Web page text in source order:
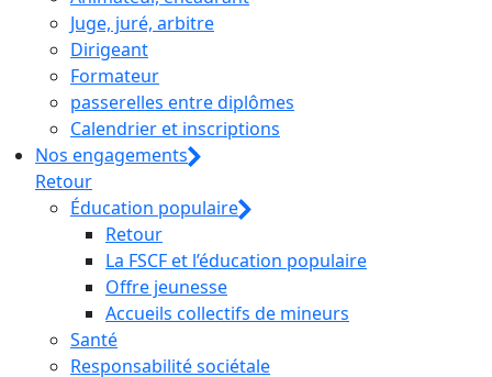
Juge, juré, arbitre
Dirigeant
Formateur
passerelles entre diplômes
Calendrier et inscriptions
Nos engagements
Retour
Éducation populaire
Retour
La FSCF et l’éducation populaire
Offre jeunesse
Accueils collectifs de mineurs
Santé
Responsabilité sociétale